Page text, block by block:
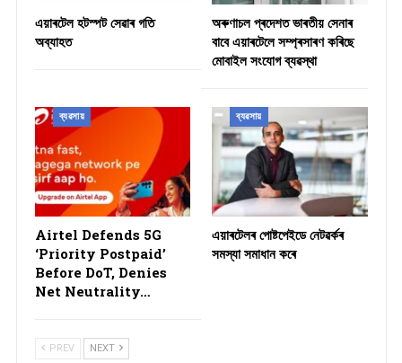
এয়াৰটেল হটস্পট সেৱাৰ গতি
অব্যাহত
অৰুণাচল প্ৰদেশত ভাৰতীয় সেনাৰ
বাবে এয়াৰটেলে সম্প্ৰসাৰণ কৰিছে
মোবাইল সংযোগ ব্যৱস্থা
ব্যৱসায়
Airtel Defends 5G
‘Priority Postpaid’
Before DoT, Denies
Net Neutrality…
ব্যৱসায়
এয়াৰটেলৰ পোষ্টপেইডে নেটৱৰ্কৰ
সমস্যা সমাধান কৰে
PREV NEXT